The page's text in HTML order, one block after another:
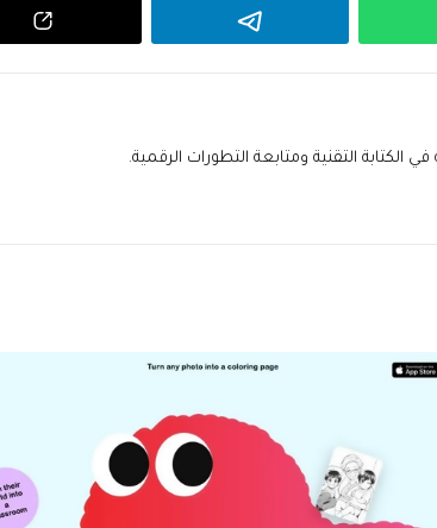
التقنية ومتابعة التطورات الرقمية.